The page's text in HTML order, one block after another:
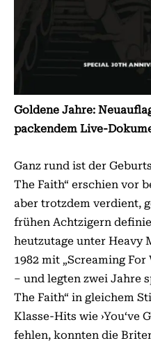
Goldene Jahre:
packendem Live-
Ganz rund ist der
The Faith“ erschien vor
aber trotzdem verdient,
frühen Achtzigern
heutzutage unter Heavy
1982 mit „Screaming
– und legten zwei Jahre
The Faith“ in gleichem
Klasse-Hits wie ›You‘ve
fehlen, konnten die